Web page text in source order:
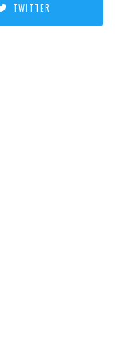
TWITTER